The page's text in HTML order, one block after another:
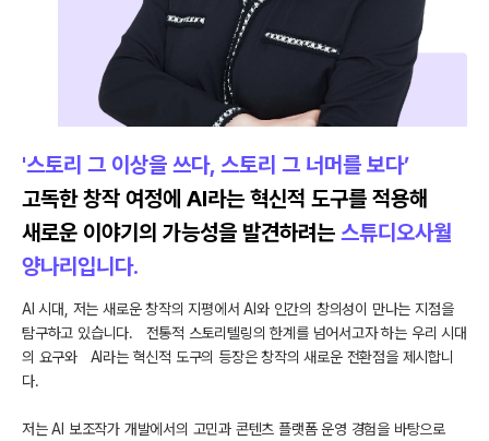
'스토리 그 이상을 쓰다, 스토리 그 너머를 보다’
고독한 창작 여정에 AI라는 혁신적 도구를 적용해
새로운 이야기의 가능성을 발견하려는 스튜디오사월
양나리입니다.
AI 시대, 저는 새로운 창작의 지평에서 AI와 인간의 창의성이 만나는 지점을
탐구하고 있습니다. 전통적 스토리텔링의 한계를 넘어서고자 하는 우리 시대
의 요구와 AI라는 혁신적 도구의 등장은 창작의 새로운 전환점을 제시합니
다.
저는 AI 보조작가 개발에서의 고민과 콘텐츠 플랫폼 운영 경험을 바탕으로